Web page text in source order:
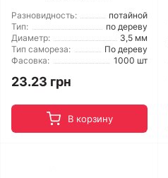
Разновидность:
потайной
Тип:
по дереву
Диаметр:
3,5 мм
Тип самореза:
По дереву
Фасовка:
1000 шт
23.23 грн
В корзину